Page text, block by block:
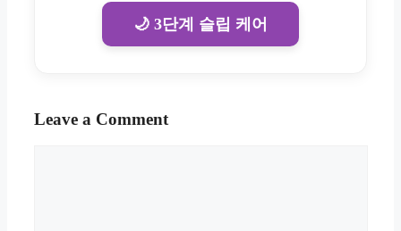
🌙 3단계 슬립 케어
Leave a Comment